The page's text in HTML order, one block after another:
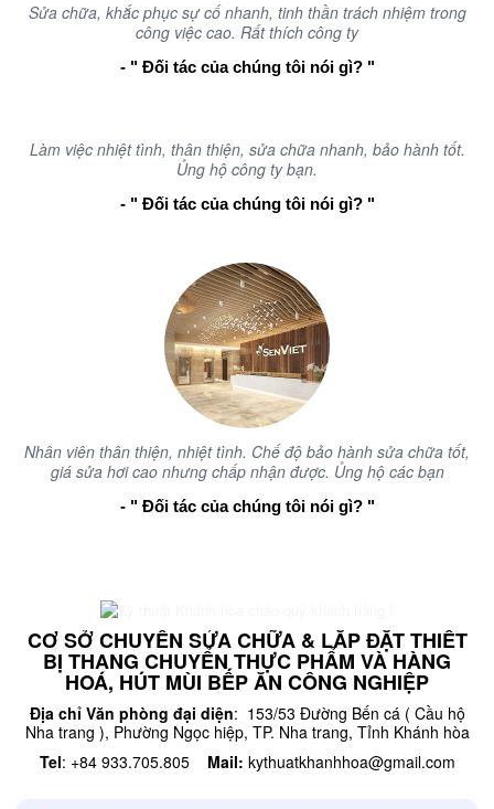
Sửa chữa, khắc phục sự cố nhanh, tinh thần trách nhiệm trong
công việc cao. Rất thích công ty
- " Đối tác của chúng tôi nói gì? "
Làm việc nhiệt tình, thân thiện, sửa chữa nhanh, bảo hành tốt.
Ủng hộ công ty bạn.
- " Đối tác của chúng tôi nói gì? "
Nhân viên thân thiện, nhiệt tình. Chế độ bảo hành sửa chữa tốt,
giá sửa hơi cao nhưng chấp nhận được. Ủng hộ các bạn
- " Đối tác của chúng tôi nói gì? "
CƠ SỞ CHUYÊN SỬA CHỮA & LẮP ĐẶT THIẾT
BỊ THANG CHUYỂN THỰC PHẨM VÀ HÀNG
HOÁ, HÚT MÙI BẾP ĂN CÔNG NGHIỆP
Địa chỉ Văn phòng đại diện: 153/53 Đường Bến cá ( Cầu hộ
Nha trang ), Phường Ngọc hiệp, TP. Nha trang, Tỉnh Khánh hòa
Tel: +84 933.705.805 Mail: kythuatkhanhhoa@gmail.com